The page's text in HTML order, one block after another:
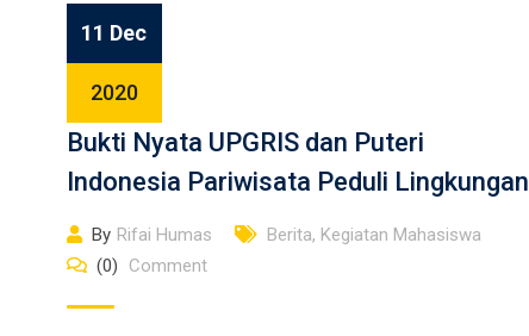
11 Dec
2020
Bukti Nyata UPGRIS dan Puteri
Indonesia Pariwisata Peduli Lingkungan
By Rifai Humas Berita, Kegiatan Mahasiswa
(0)
Comment